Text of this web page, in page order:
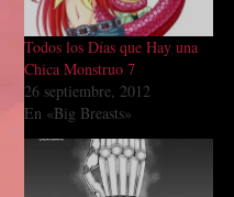
Todos los Días que Hay una
Chica Monstruo 7
26 septiembre, 2012
En «Big Breasts»